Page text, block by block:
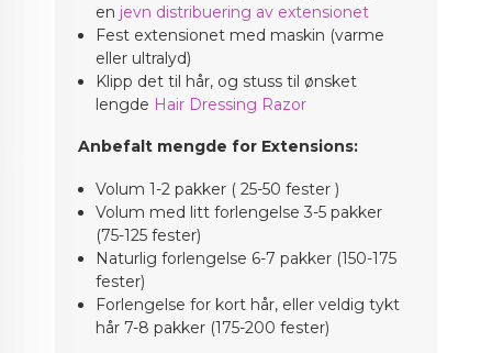
en jevn distribuering av extensionet
Fest extensionet med maskin (varme
eller ultralyd)
Klipp det til hår, og stuss til ønsket
lengde Hair Dressing Razor
Anbefalt mengde for Extensions:
Volum 1-2 pakker ( 25-50 fester )
Volum med litt forlengelse 3-5 pakker
(75-125 fester)
Naturlig forlengelse 6-7 pakker (150-175
fester)
Forlengelse for kort hår, eller veldig tykt
hår 7-8 pakker (175-200 fester)